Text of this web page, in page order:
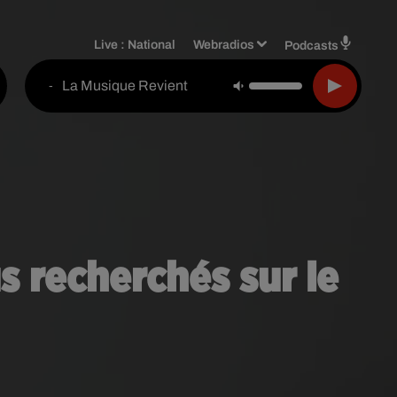
Live : National Webradios Podcasts
- La Musique Revient
recherchés sur le